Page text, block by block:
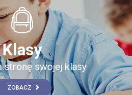
Klasy
stronę swojej klasy
ZOBACZ